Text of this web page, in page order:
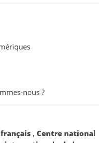
nous ?
, Centre national